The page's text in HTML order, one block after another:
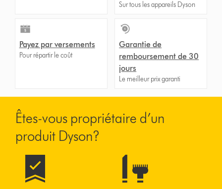
Sur tous les appareils Dyson
Payez par versements
Pour répartir le coût
Garantie de
remboursement de 30
jours
Le meilleur prix garanti
Êtes-vous propriétaire d’un
produit Dyson?